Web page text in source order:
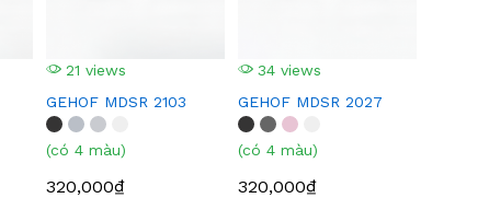
21 views
GEHOF MDSR 2103
(có 4 màu)
320,000₫
34 views
GEHOF MDSR 2027
(có 4 màu)
320,000₫